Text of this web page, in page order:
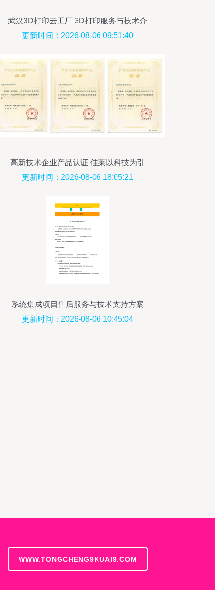
武汉3D打印云工厂 3D打印服务与技术介
绍与技术开发
更新时间：2026-08-06 09:51:40
高新技术企业产品认证 佳莱以科技为引
擎，驱动发展新未来
更新时间：2026-08-06 18:05:21
系统集成项目售后服务与技术支持方案
更新时间：2026-08-06 10:45:04
WWW.TONGCHENG9KUAI9.COM